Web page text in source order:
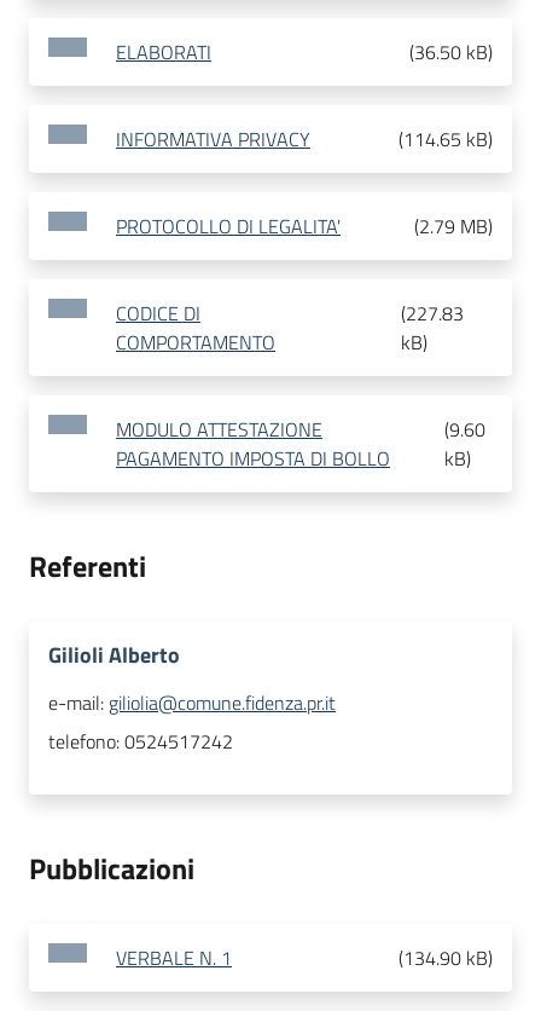
ELABORATI (36.50 kB)
INFORMATIVA PRIVACY (114.65 kB)
PROTOCOLLO DI LEGALITA' (2.79 MB)
CODICE DI
COMPORTAMENTO
(227.83
kB)
MODULO ATTESTAZIONE
PAGAMENTO IMPOSTA DI BOLLO
(9.60
kB)
Referenti
Gilioli Alberto
e-mail: giliolia@comune.fidenza.pr.it
telefono:0524517242
Pubblicazioni
VERBALE N. 1 (134.90 kB)